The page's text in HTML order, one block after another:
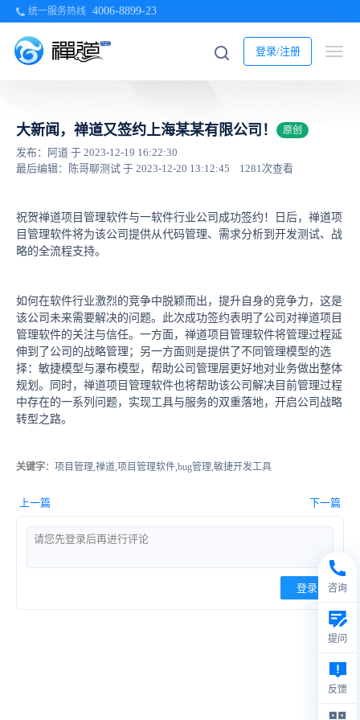
统一服务热线 4006-8899-23
登录/注册
大新闻，禅道又签约上海某某有限公司！ 原创
发布：阿道 于 2023-12-19 16:22:30
最后编辑：陈哥聊测试 于 2023-12-20 13:12:45
1281次查看
祝贺禅道项目管理软件与一软件行业公司成功签约！日后，禅道项
目管理软件将为该公司提供从代码管理、需求分析到开发测试、战
略的全流程支持。
如何在软件行业激烈的竞争中脱颖而出，提升自身的竞争力，这是
该公司未来需要解决的问题。此次成功签约表明了公司对禅道项目
管理软件的关注与信任。一方面，禅道项目管理软件将管理过程延
伸到了公司的战略管理；另一方面则是提供了不同管理模型的选
择：敏捷模型与瀑布模型，帮助公司管理层更好地对业务做出整体
规划。同时，禅道项目管理软件也将帮助该公司解决目前管理过程
中存在的一系列问题，实现工具与服务的双重落地，开启公司战略
转型之路。
关键字：项目管理,禅道,项目管理软件,bug管理,敏捷开发工具
上一篇 下一篇
登录 咨询
提问
反馈